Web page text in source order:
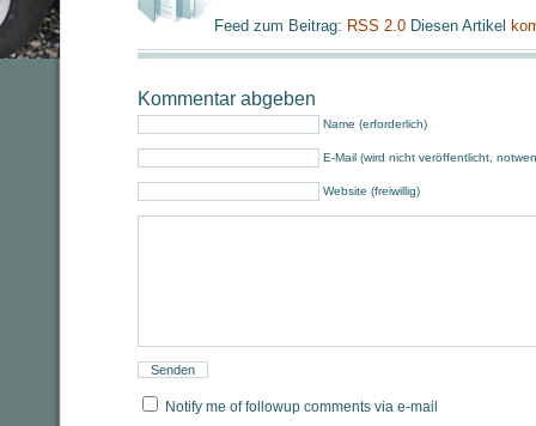
Feed zum Beitrag: RSS 2.0 Diesen Artikel
Kommentar abgeben
Name (erforderlich)
E-Mail (wird nicht veröffentlicht,
Website (freiwillig)
Notify me of followup comments via e-mail